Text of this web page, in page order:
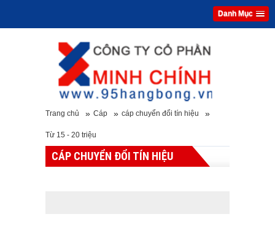
Danh Mục
Trang chủ » Cáp » cáp chuyển đổi tín hiệu »
Từ 15 - 20 triệu
CÁP CHUYỂN ĐỔI TÍN HIỆU